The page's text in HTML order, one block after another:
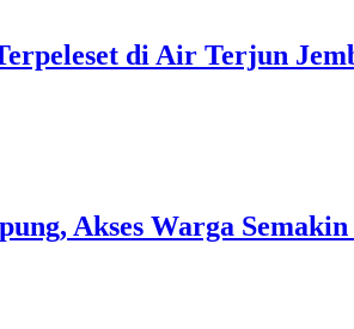
di Air Terjun
Akses Warga